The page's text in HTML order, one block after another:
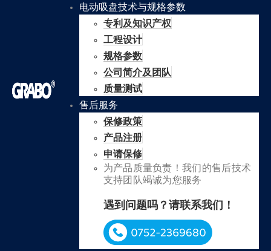
电动吸盘技术与规格参数
专利及知识产权
工程设计
规格参数
公司简介及团队
质量测试
售后服务
保修政策
产品注册
申请保修
为产品质量负责！我们的售后技术
支持团队竭诚为您服务
遇到问题吗？请联系我们！